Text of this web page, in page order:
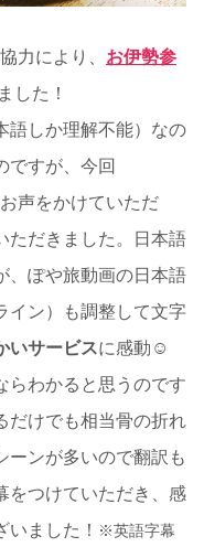
力により、 お伊勢参
した！
語しか理解不能）なの
ですが、今回
声をかけていただ
ただきました。日本語
、ぽや旅動画の日本語
イン）も調整して文字
いサービスに感動☺
らわかると思うのです
だけでも相当骨の折れ
ンが多いので翻訳も
をつけていただき、感
ました！ ※英語字幕